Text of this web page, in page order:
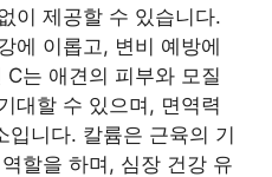
이 제공할 수 있습니다.
에 이롭고, 변비 예방에
는 애견의 피부와 모질
대할 수 있으며, 면역력
입니다. 칼륨은 근육의 기
할을 하며, 심장 건강 유